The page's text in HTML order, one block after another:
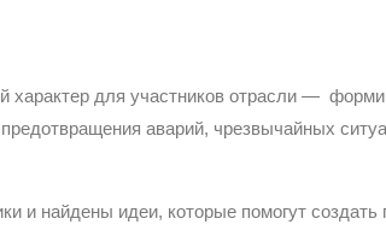
для участников отрасли —
аварий, чрезвычайных
и найдены идеи, которые помогут